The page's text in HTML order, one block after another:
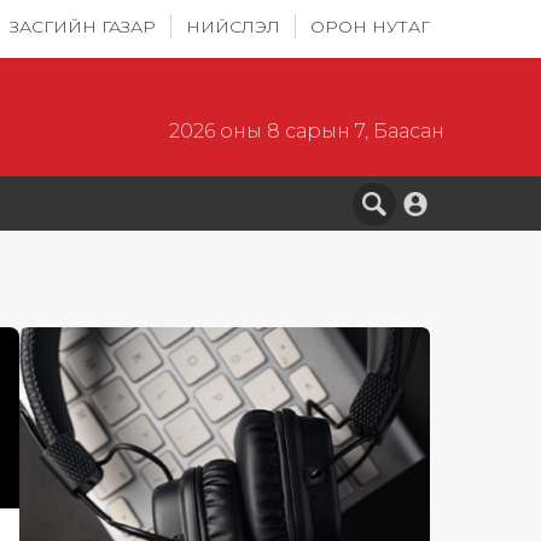
ЗАСГИЙН ГАЗАР НИЙСЛЭЛ ОРОН НУТАГ
2026 оны 8 сарын 7, Баасан